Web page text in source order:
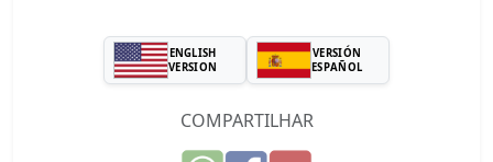
ENGLISH
VERSION
VERSIÓN
ESPAÑOL
COMPARTILHAR